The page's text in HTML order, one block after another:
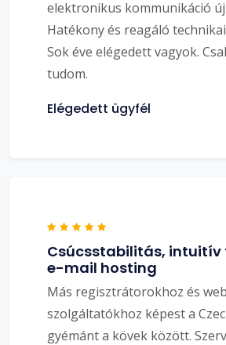
elektronikus kommunikáció
Hatékony és reagáló
Sok éve elégedett vagyok.
tudom.
Elégedett ügyfél
Csúcsstabilitás, intuitív
e-mail hosting
Más regisztrátorokhoz és
szolgáltatókhoz képest a
gyémánt a kövek között.